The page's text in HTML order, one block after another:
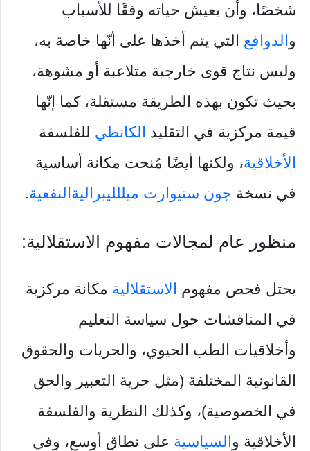
شخصًا، وأن يعيش حياته وفقًا للأسباب
والدوافع التي يتم أخذها على أنّها خاصة به،
وليس نتاج قوى خارجية متلاعبة أو مشوهة،
بحيث تكون بهذه الطريقة مستقلة، كما إنّها
قيمة مركزية في التقليد الكانطي للفلسفة
الأخلاقية، ولكنها أيضًا مُنحت مكانة أساسية
في نسخة جون ستيوارت ميللليبراليةالنفعية.
منظور عام لمجالات مفهوم الاستقلالية:
يحتل فحص مفهوم الاستقلالية مكانة مركزية
في المناقشات حول سياسة التعليم
وأخلاقيات الطب الحيوي، والحريات والحقوق
القانونية المختلفة (مثل حرية التعبير والحق
في الخصوصية)، وكذلك النظرية والفلسفة
الأخلاقية والسياسية على نطاق أوسع، وفي